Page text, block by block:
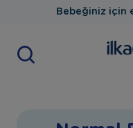
Bebeğiniz için